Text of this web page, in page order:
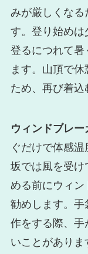
みが厳しくな
す。登り始めは
登るにつれて暑
ます。山頂で
ため、再び着込
ウィンドブレ
ぐだけで体感
坂では風を受
める前にウィン
勧めします。
作をする際、手
いことがあり